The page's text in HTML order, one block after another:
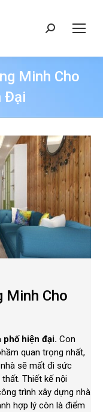
Search:
Minh Cho
Đại
Minh Cho
hiện đại. Con
quan trọng nhất,
sẽ mất đi sức
Thiết kế nội
trình xây dựng nhà
hợp lý còn là điểm